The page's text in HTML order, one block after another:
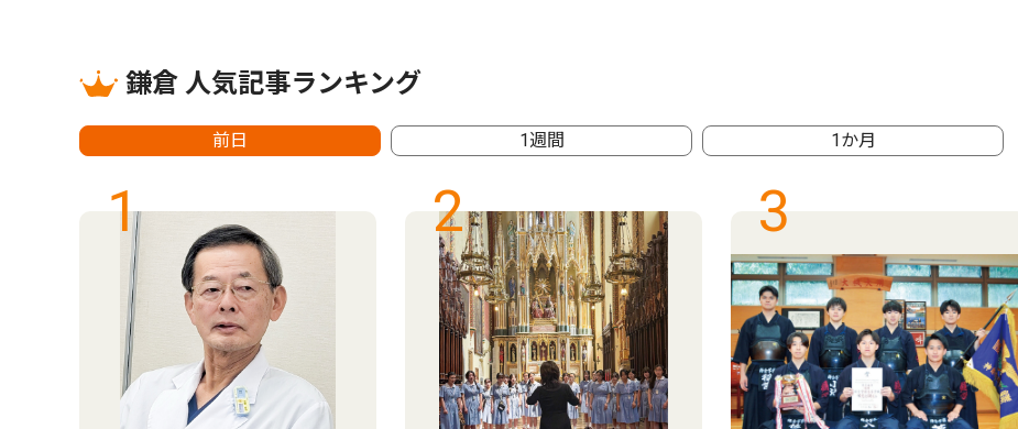
鎌倉 人気記事ランキング
前日 1週間 1か月
1 2 3